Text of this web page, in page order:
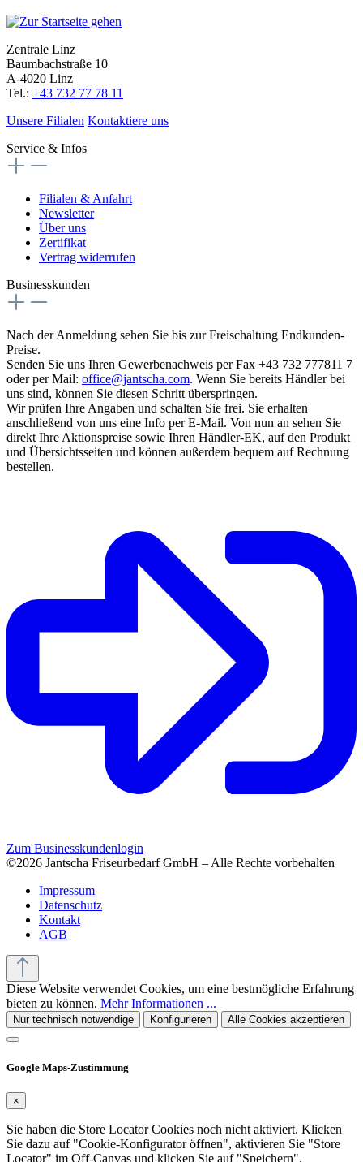
Zentrale Linz
Baumbachstraße 10
A-4020 Linz
Tel.: +43 732 77 78 11
Unsere Filialen Kontaktiere uns
Service & Infos
Filialen & Anfahrt
Newsletter
Über uns
Zertifikat
Vertrag widerrufen
Businesskunden
Nach der Anmeldung sehen Sie bis zur Freischaltung Endkunden-
Preise.
Senden Sie uns Ihren Gewerbenachweis per Fax +43 732 777811 7
oder per Mail: office@jantscha.com. Wenn Sie bereits Händler bei
uns sind, können Sie diesen Schritt überspringen.
Wir prüfen Ihre Angaben und schalten Sie frei. Sie erhalten
anschließend von uns eine Info per E-Mail. Von nun an sehen Sie
direkt Ihre Aktionspreise sowie Ihren Händler-EK, auf den Produkt
und Übersichtsseiten und können außerdem bequem auf Rechnung
bestellen.
Zum Businesskundenlogin
©2026 Jantscha Friseurbedarf GmbH – Alle Rechte vorbehalten
Impressum
Datenschutz
Kontakt
AGB
Diese Website verwendet Cookies, um eine bestmögliche Erfahrung
bieten zu können. Mehr Informationen ...
Nur technisch notwendige Konfigurieren Alle Cookies akzeptieren
Google Maps-Zustimmung
×
Sie haben die Store Locator Cookies noch nicht aktiviert. Klicken
Sie dazu auf "Cookie-Konfigurator öffnen", aktivieren Sie "Store
Locator" im Off-Canvas und klicken Sie auf "Speichern".